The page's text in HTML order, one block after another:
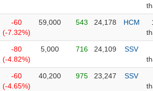
-60
(-7.32%)
59,000 543 24,178 HCM
-80
(-4.82%)
5,000 716 24,109
SSV
-60
(-4.65%)
40,200 975 23,247
SSV